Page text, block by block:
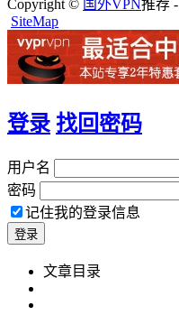
Copyright © 国外VPN推荐
SiteMap
登录 找回密码
用户名
密码
记住我的登录信息
文章目录